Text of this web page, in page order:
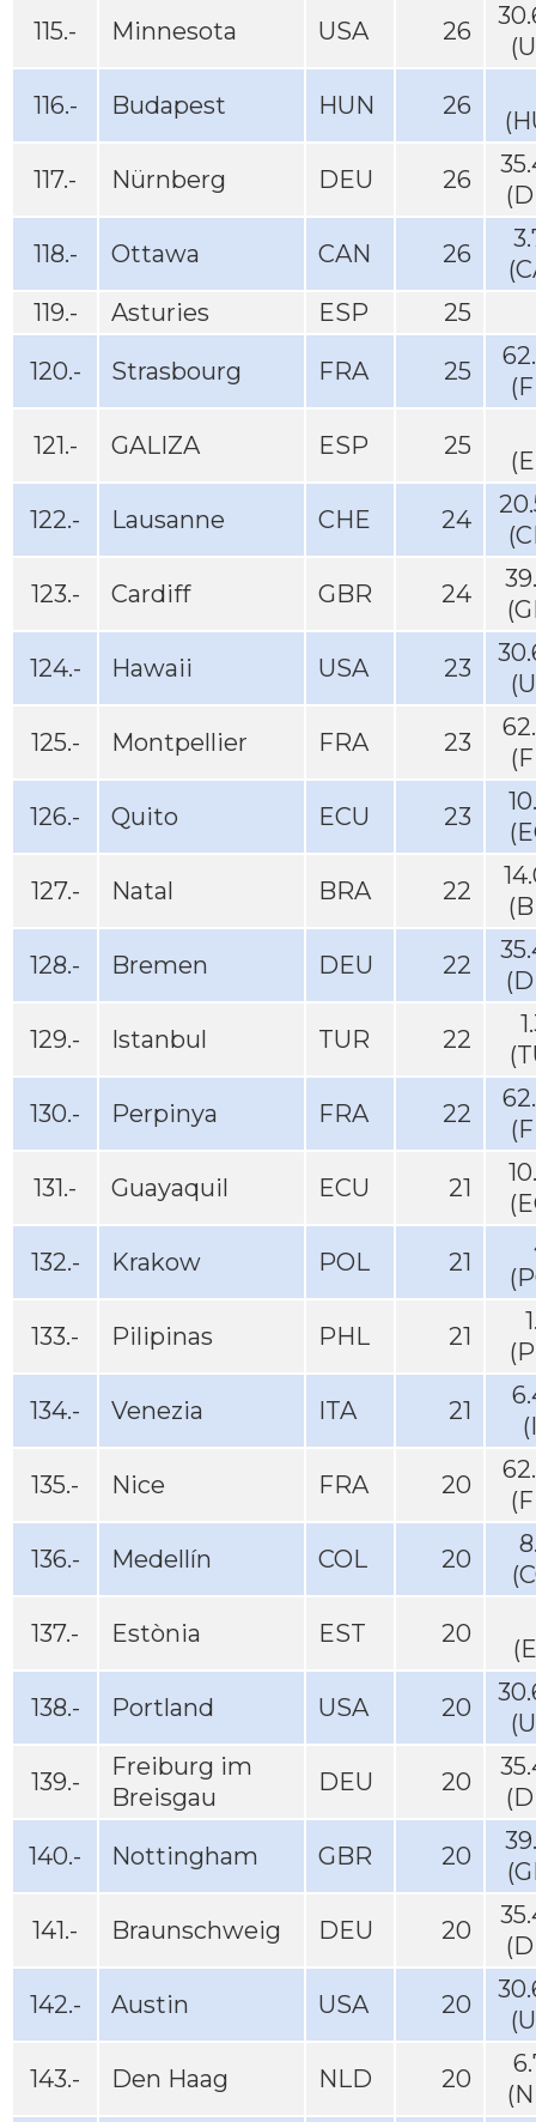
115.- Minnesota USA 26
116.- Budapest HUN 26
117.- Nürnberg DEU 26
118.- Ottawa CAN 26
119.-
Asturies ESP 25
120.- Strasbourg FRA 25
121.- GALIZA ESP 25
122.- Lausanne CHE 24
123.- Cardiff GBR 24
124.- Hawaii USA 23
125.- Montpellier FRA 23
126.- Quito ECU 23
127.- Natal BRA 22
128.- Bremen DEU 22
129.- Istanbul TUR 22
130.- Perpinya FRA 22
131.- Guayaquil ECU 21
132.- Krakow POL 21
133.- Pilipinas PHL 21
134.- Venezia ITA 21
135.- Nice FRA 20
136.- Medellín COL 20
137.- Estònia EST 20
138.- Portland USA 20
139.-
Freiburg im
Breisgau
DEU 20
140.- Nottingham GBR 20
141.- Braunschweig DEU 20
142.- Austin USA 20
143.- Den Haag NLD 20